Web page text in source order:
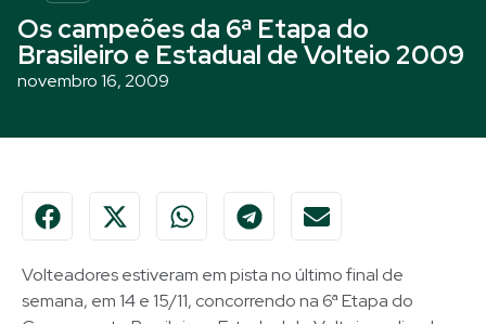
Os campeões da 6ª Etapa do
Brasileiro e Estadual de Volteio 2009
novembro 16, 2009
Volteadores estiveram em pista no último final de
semana, em 14 e 15/11, concorrendo na 6ª Etapa do